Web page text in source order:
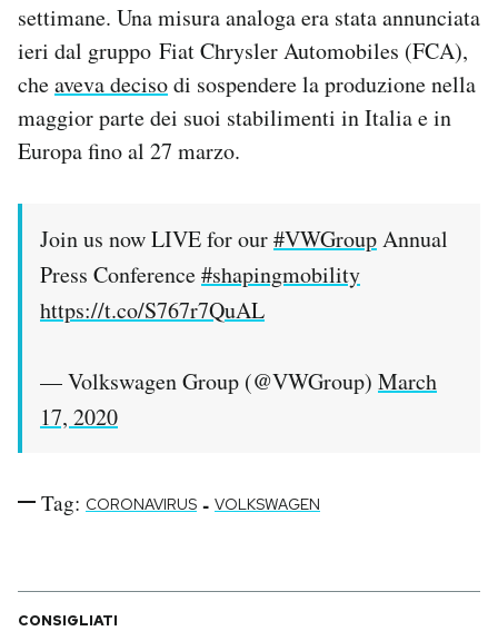
Hai bisogno di aiuto?
Esci
settimane. Una misura analoga era stata annunciata
ieri dal gruppo Fiat Chrysler Automobiles (FCA),
cheaveva decisodi sospendere la produzione nella
maggior parte dei suoi stabilimenti in Italia e in
Europa fino al 27 marzo.
Join us now LIVE for our#VWGroupAnnual
Press Conference#shapingmobility
https://t.co/S767r7QuAL
— Volkswagen Group (@VWGroup) March
17, 2020
Tag: CORONAVIRUS - VOLKSWAGEN
CONSIGLIATI